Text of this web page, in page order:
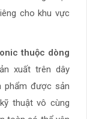
cho khu vực
thuộc dòng
xuất trên dây
phẩm được sản
thuật vô cùng